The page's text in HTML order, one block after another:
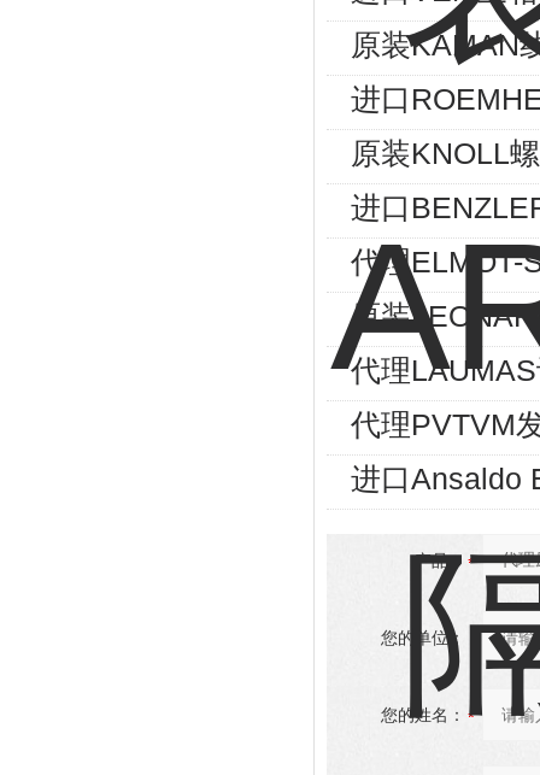
原装KAMAN
进口
原装KNOLL
进口
代理ELMOT-
原装
代理
代理PVTVM
进口Ansaldo
产品：
您的单位：
您的姓名：